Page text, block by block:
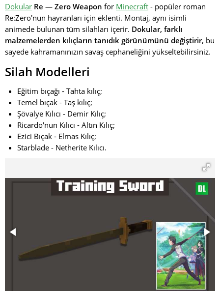
Dokular Re — Zero Weapon for Minecraft - popüler roman
Re:Zero'nun hayranları için eklenti. Montaj, aynı isimli
animede bulunan tüm silahları içerir. Dokular, farklı
malzemelerden kılıçların tanıdık görünümünü değiştirir, bu
sayede kahramanınızın savaş cephaneliğini yükseltebilirsiniz.
Silah Modelleri
Eğitim bıçağı - Tahta kılıç;
Temel bıçak - Taş kılıç;
Şövalye Kılıcı - Demir Kılıç;
Ricardo'nun Kılıcı - Altın Kılıç;
Ezici Bıçak - Elmas Kılıç;
Starblade - Netherite Kılıcı.